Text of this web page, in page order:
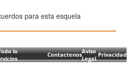
para esta esquela
lo
ContactenosAviso
Legal
Privacidad